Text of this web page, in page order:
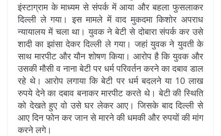
इंस्टाग्राम के माध्यम से संपर्क में आया और बहला फुसलाकर
दिल्ली ले गया। इस मामले में वाद मुकदमा किशोर अपराध
न्यायालय में चला था। युवक ने बेटी से दोबारा संपर्क कर उसे
शादी का झांसा देकर दिल्ली ले गया। जहां युवक ने युवती के
साथ मारपीट और यौन शोषण किया। आरोप है कि युवक और
उसकी मौसी व नाना बेटी पर धर्म परिवर्तन करने का दबाव डाल
रहे थे। आरोप लगाया कि बेटी पर धर्म बदलने या 10 लाख
रुपये देने का दबाव बनाकर मारपीट करते थे। बेटी की स्थिति
को देखते हुए वो उसे घर लेकर आए। जिसके बाद दिल्ली से
आए दिन फोन कर जान से मारने की धमकी और रुपयों की मांग
करने लगे।